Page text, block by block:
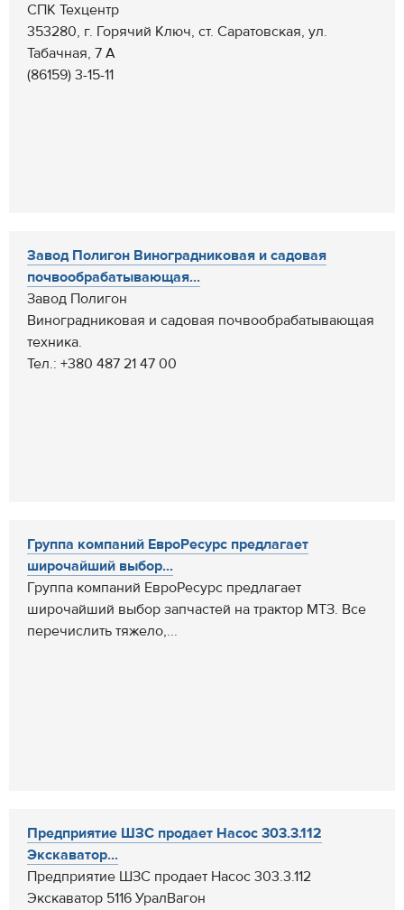
СПК Техцентр
353280, г. Горячий Ключ, ст. Саратовская, ул.
Табачная, 7 А
(86159) 3-15-11
Завод Полигон Виноградниковая и садовая
почвообрабатывающая...
Завод Полигон
Виноградниковая и садовая почвообрабатывающая
техника.
Тел.: +380 487 21 47 00
Группа компаний ЕвроРесурс предлагает
широчайший выбор...
Группа компаний ЕвроРесурс предлагает
широчайший выбор запчастей на трактор МТЗ. Все
перечислить тяжело,...
Предприятие ШЗС продает Насос 303.3.112
Экскаватор...
Предприятие ШЗС продает Насос 303.3.112
Экскаватор 5116 УралВагон